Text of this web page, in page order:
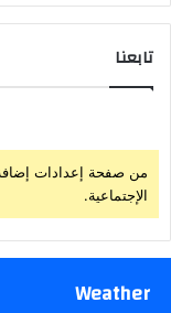
تابعنا
من صفحة إعدادات
الإجتماعية.
Weather